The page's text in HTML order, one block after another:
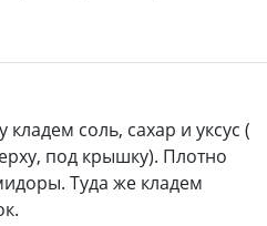
соль, сахар и уксус (
под крышку). Плотно
Туда же кладем